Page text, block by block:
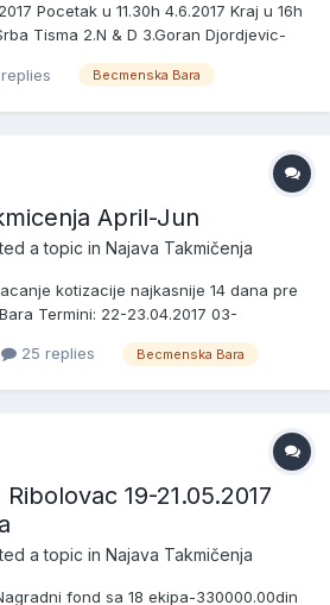
Pocetak u 11.30h 4.6.2017 Kraj u 16h
Tisma 2.N & D 3.Goran Djordjevic-
Dejan Petrovic 10.Mrca Surcin
Becmenska Bara
April-Jun
a topic in Najava Takmičenja
kotizacije najkasnije 14 dana pre
Termini: 22-23.04.2017 03-
03.06.2017-------12.05.2017
25 replies Becmenska Bara
19-21.05.2017
a topic in Najava Takmičenja
fond sa 18 ekipa-330000.00din